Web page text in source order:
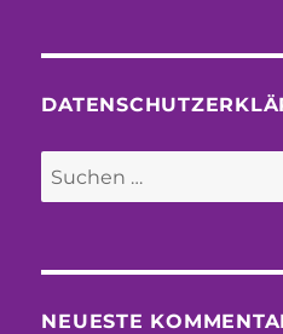
Suchen
nach:
NEUESTE